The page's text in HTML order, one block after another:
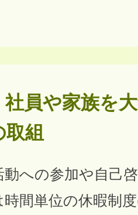
社員や家族を
組
への参加や自己
間単位の休暇制